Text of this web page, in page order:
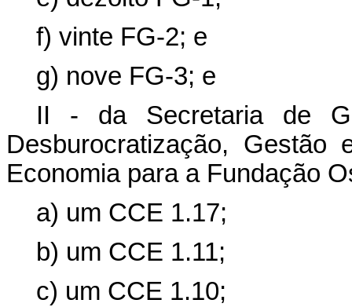
f) vinte FG-2; e
g) nove FG-3; e
II - da Secretaria de
Desburocratização,
Economia para a Fundação
a) um CCE 1.17;
b) um CCE 1.11;
c) um CCE 1.10;